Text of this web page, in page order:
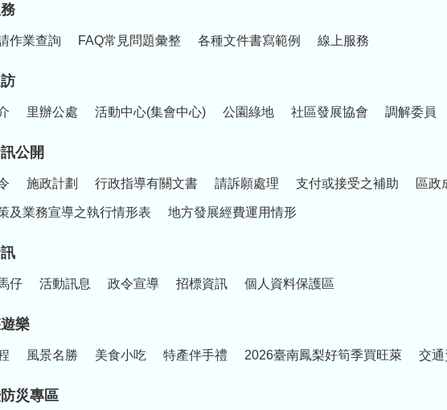
作業查詢 FAQ常見問題彙整 各種文件書寫範例 線上服務
里辦公處 活動中心(集會中心) 公園綠地 社區發展協會 調解委員
公開
施政計劃 行政指導有關文書 請訴願處理 支付或接受之補助 區政
及業務宣導之執行情形表 地方發展經費運用情形
仔 活動訊息 政令宣導 招標資訊 個人資料保護區
樂
風景名勝 美食小吃 特產伴手禮 2026臺南鳳梨好筍季買旺萊 交
災專區